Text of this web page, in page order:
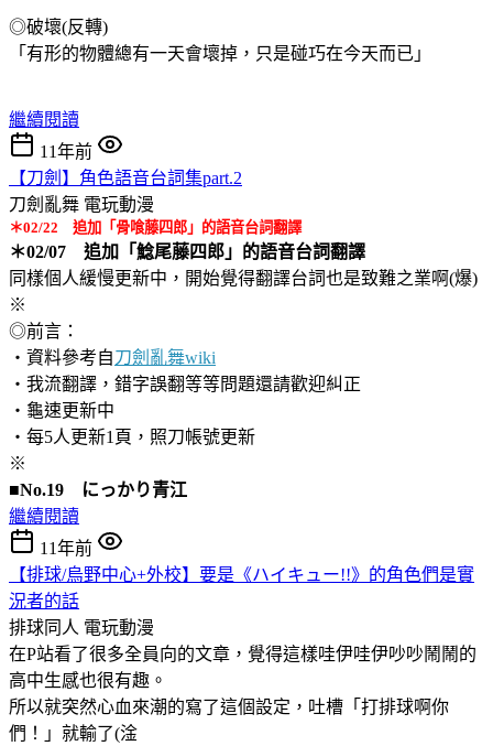
◎破壞(反轉)
「有形的物體總有一天會壞掉，只是碰巧在今天而已」
繼續閱讀
11年前
【刀劍】角色語音台詞集part.2
刀劍亂舞 電玩動漫
＊02/22 追加「骨喰藤四郎」的語音台詞翻譯
＊02/07 追加「鯰尾藤四郎」的語音台詞翻譯
同樣個人緩慢更新中，開始覺得翻譯台詞也是致難之業啊(爆)
※
◎前言：
‧資料參考自刀劍亂舞wiki
‧我流翻譯，錯字誤翻等等問題還請歡迎糾正
‧龜速更新中
‧每5人更新1頁，照刀帳號更新
※
■No.19 にっかり青江
繼續閱讀
11年前
【排球/烏野中心+外校】要是《ハイキュー!!》的角色們是實
況者的話
排球同人 電玩動漫
在P站看了很多全員向的文章，覺得這樣哇伊哇伊吵吵鬧鬧的
高中生感也很有趣。
所以就突然心血來潮的寫了這個設定，吐槽「打排球啊你
們！」就輸了(淦